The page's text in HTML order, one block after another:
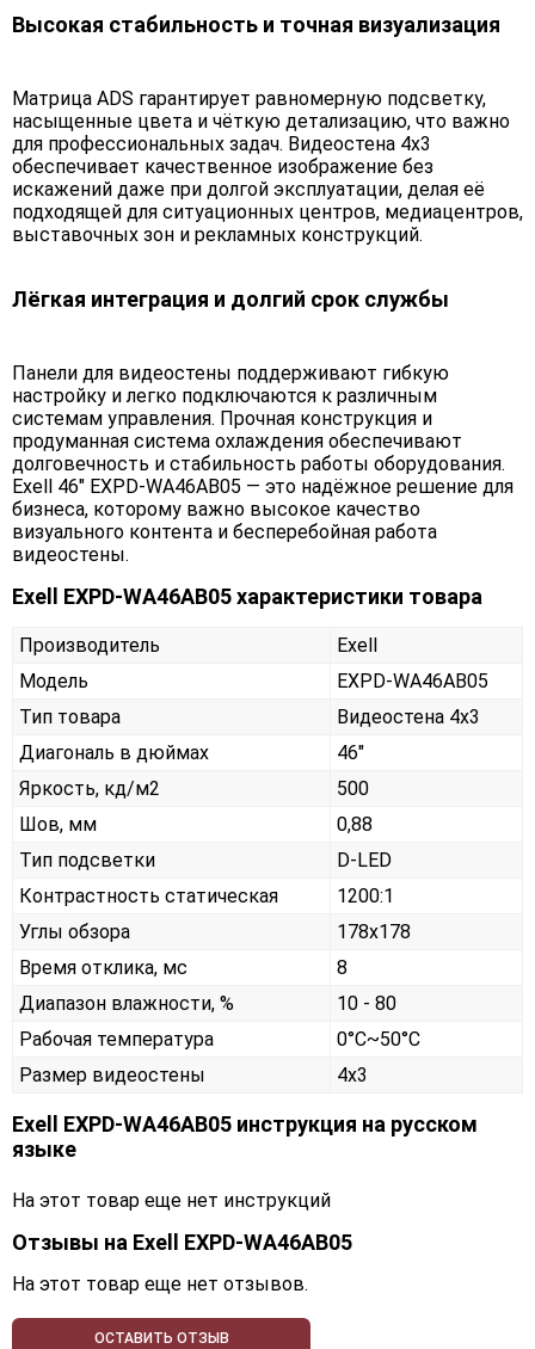
Высокая стабильность и точная визуализация
Матрица ADS гарантирует равномерную подсветку,
насыщенные цвета и чёткую детализацию, что важно
для профессиональных задач. Видеостена 4х3
обеспечивает качественное изображение без
искажений даже при долгой эксплуатации, делая её
подходящей для ситуационных центров, медиацентров,
выставочных зон и рекламных конструкций.
Лёгкая интеграция и долгий срок службы
Панели для видеостены поддерживают гибкую
настройку и легко подключаются к различным
системам управления. Прочная конструкция и
продуманная система охлаждения обеспечивают
долговечность и стабильность работы оборудования.
Exell 46" EXPD-WA46AB05 — это надёжное решение для
бизнеса, которому важно высокое качество
визуального контента и бесперебойная работа
видеостены.
Exell EXPD-WA46AB05 характеристики товара
Производитель
Exell
Модель
EXPD-WA46AB05
Тип товара
Видеостена 4х3
Диагональ в дюймах
46"
Яркость, кд/м2
500
Шов, мм
0,88
Тип подсветки
D-LED
Контрастность статическая
1200:1
Углы обзора
178x178
Время отклика, мс
8
Диапазон влажности, %
10 - 80
Рабочая температура
0°C~50°C
Размер видеостены
4x3
Exell EXPD-WA46AB05 инструкция на русском
языке
На этот товар еще нет инструкций
Отзывы на Exell EXPD-WA46AB05
На этот товар еще нет отзывов.
ОСТАВИТЬ ОТЗЫВ